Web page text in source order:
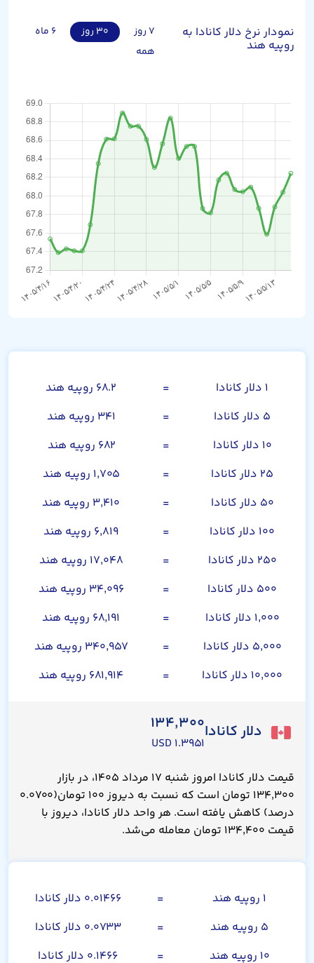
نمودار نرخ دلار کانادا به
روپیه هند
۷ روز ۳۰ روز
۶ ماه
همه
۱ دلار کانادا =
۶۸.۲ روپیه هند
۵ دلار کانادا
=
۳۴۱ روپیه هند
۱۰ دلار کانادا
=
۶۸۲ روپیه هند
۲۵ دلار کانادا
=
۱,۷۰۵ روپیه هند
۵۰ دلار کانادا
=
۳,۴۱۰ روپیه هند
۱۰۰ دلار کانادا
=
۶,۸۱۹ روپیه هند
۲۵۰ دلار کانادا
=
۱۷,۰۴۸ روپیه هند
۵۰۰ دلار کانادا
=
۳۴,۰۹۶ روپیه هند
۱,۰۰۰ دلار کانادا
=
۶۸,۱۹۱ روپیه هند
۵,۰۰۰ دلار کانادا
=
۳۴۰,۹۵۷ روپیه هند
۱۰,۰۰۰ دلار کانادا
= ۶۸۱,۹۱۴ روپیه هند
دلار کانادا۱۳۴,۳۰۰
۱.۳۹۵۱ USD
قیمت دلار کانادا امروز شنبه ۱۷ مرداد ۱۴۰۵، در بازار
۱۳۴,۳۰۰ تومان است که نسبت به دیروز ۱۰۰ تومان(۰.۰۷۰۰
درصد) کاهش یافته است. هر واحد دلار کانادا، دیروز با
قیمت ۱۳۴,۴۰۰ تومان معامله می‌شد.
۱ روپیه هند =
۰.۰۱۴۶۶ دلار کانادا
۵ روپیه هند
=
۰.۰۷۳۳ دلار کانادا
۱۰ روپیه هند
= ۰.۱۴۶۶ دلار کانادا